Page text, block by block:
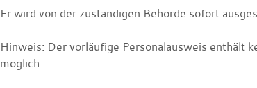
Er wird von der zuständigen Behörde sofort
Hinweis: Der vorläufige Personalausweis enthält
möglich.